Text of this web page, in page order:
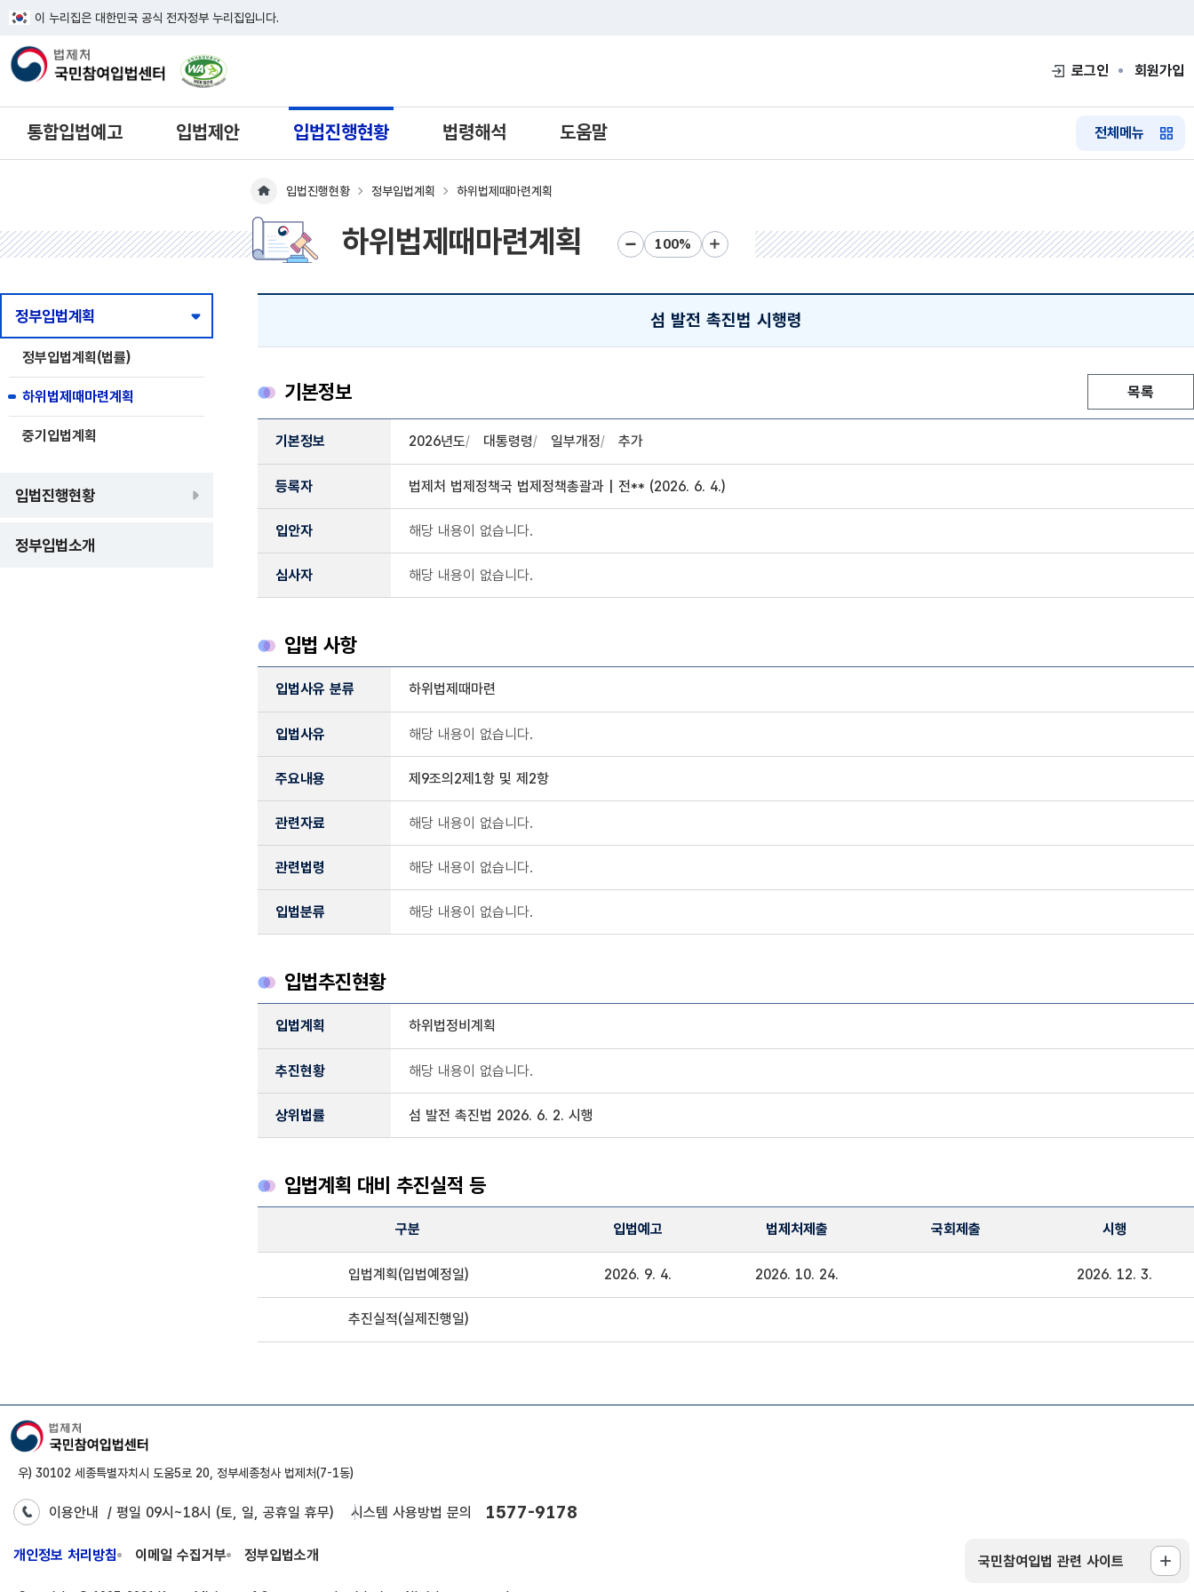
이 누리집은 대한민국 공식 전자정부 누리집입니다.
한국웹접근성인증평가원 웹접근성 사이트 새창열림으로 이동 로그인 회원가입
통합입법예고 입법제안 입법진행현황 법령해석 도움말 전체메뉴
정부입법계획
정부입법계획(법률)
하위법제때마련계획
중기입법계획
입법진행현황
정부입법소개
메인페이지 이동
입법진행현황 정부입법계획 하위법제때마련계획
하위법제때마련계획 화면크기 축소화면크기 초기화
화면크기 확대
섬 발전 촉진법 시행령
기본정보 목록
기본정보, 등록자, 입안자 , 심사자 정보제공
기본정보 2026년도 대통령령 일부개정 추가
등록자 법제처 법제정책국 법제정책총괄과 | 전** (2026. 6. 4.)
입안자 해당 내용이 없습니다.
심사자 해당 내용이 없습니다.
입법 사항
입법 사유 분류, 입법사유, 주요내용, 관련자료, 관련법령, 입법분류 정보제공
입법사유 분류 하위법제때마련
입법사유 해당 내용이 없습니다.
주요내용 제9조의2제1항 및 제2항
관련자료 해당 내용이 없습니다.
관련법령 해당 내용이 없습니다.
입법분류 해당 내용이 없습니다.
입법추진현황
입법계획, 추진현황, 상위법률 정보제공
입법계획 하위법정비계획
추진현황 해당 내용이 없습니다.
상위법률 섬 발전 촉진법 2026. 6. 2. 시행
입법계획 대비 추진실적 등
입법계획 대비 추진실적 정보
구분 입법예고 법제처제출 국회제출 시행
입법계획(입법예정일) 2026. 9. 4. 2026. 10. 24. 2026. 12. 3.
추진실적(실제진행일)
우) 30102 세종특별자치시 도움5로 20, 정부세종청사 법제처(7-1동)
이용안내 / 평일 09시~18시 (토, 일, 공휴일 휴무) 시스템 사용방법 문의 1577-9178
개인정보 처리방침 이메일 수집거부 정부입법소개 국민참여입법 관련 사이트